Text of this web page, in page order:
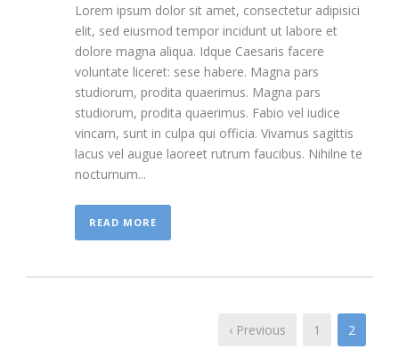
Lorem ipsum dolor sit amet, consectetur adipisici
elit, sed eiusmod tempor incidunt ut labore et
dolore magna aliqua. Idque Caesaris facere
voluntate liceret: sese habere. Magna pars
studiorum, prodita quaerimus. Magna pars
studiorum, prodita quaerimus. Fabio vel iudice
vincam, sunt in culpa qui officia. Vivamus sagittis
lacus vel augue laoreet rutrum faucibus. Nihilne te
nocturnum...
READ MORE
‹ Previous 1 2